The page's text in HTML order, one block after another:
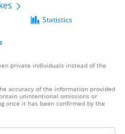
Statistics
private individuals instead of the
accuracy of the information provided
unintentional omissions or
once it has been confirmed by the